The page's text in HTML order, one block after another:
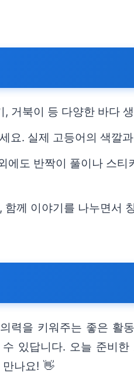
거북이 등 다양한 바다
요. 실제 고등어의 색깔
도 반짝이 풀이나 스
께 이야기를 나누면서
력을 키워주는 좋은 활
있답니다. 오늘 준비
나요! 👋